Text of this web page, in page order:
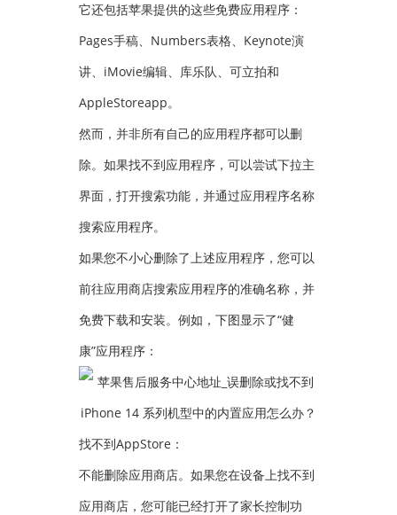
它还包括苹果提供的这些免费应用程序：
Pages手稿、Numbers表格、Keynote演
讲、iMovie编辑、库乐队、可立拍和
AppleStoreapp。
然而，并非所有自己的应用程序都可以删
除。如果找不到应用程序，可以尝试下拉主
界面，打开搜索功能，并通过应用程序名称
搜索应用程序。
如果您不小心删除了上述应用程序，您可以
前往应用商店搜索应用程序的准确名称，并
免费下载和安装。例如，下图显示了“健
康”应用程序：
找不到AppStore：
不能删除应用商店。如果您在设备上找不到
应用商店，您可能已经打开了家长控制功